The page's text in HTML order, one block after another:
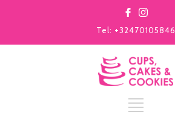
Tel: +32470105846